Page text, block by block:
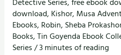
download, Kishor, Musa
Ebooks, Robin, Sheba
Books,Tin Goyenda Ebook
Series/3 minutes of reading